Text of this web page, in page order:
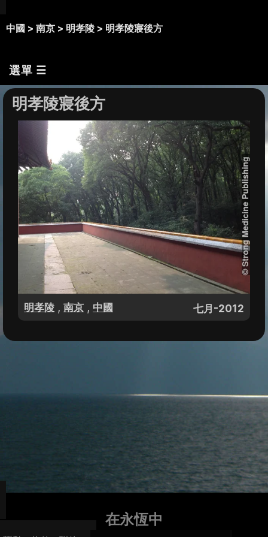
中國 > 南京 > 明孝陵 > 明孝陵寢後方
選單 ☰
明孝陵寢後方
明孝陵 , 南京 , 中國 七月-2012
在永恆中